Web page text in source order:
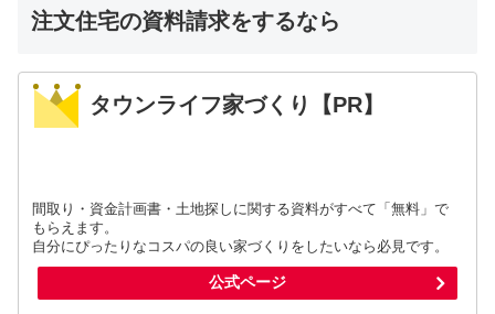
注文住宅の資料請求をするなら
タウンライフ家づくり【PR】
間取り・資金計画書・土地探しに関する資料がすべて「無料」で
もらえます。
自分にぴったりなコスパの良い家づくりをしたいなら必見です。
公式ページ